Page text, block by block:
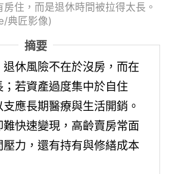
住，而是退休時間被拉得太長。
典匠影像)
摘要
休風險不在於沒房，而在
若資產過度集中於自住
應長期醫療與生活開銷。
快速變現，高齡賣房常面
壓力，還有持有與修繕成本